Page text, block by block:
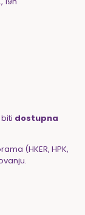
dostupna
(HKER, HPK,